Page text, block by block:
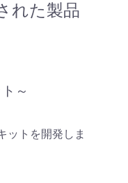
れた製品
～
ットを開発しま